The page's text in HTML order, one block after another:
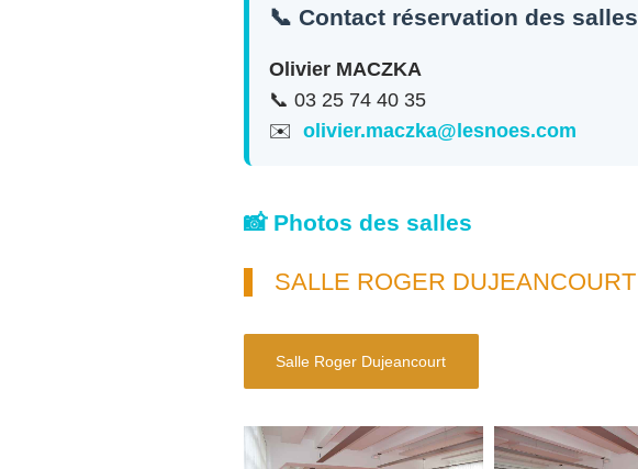
📞 Contact réservation des salles
Olivier MACZKA
📞 03 25 74 40 35
✉️ olivier.maczka@lesnoes.com
📸 Photos des salles
SALLE ROGER DUJEANCOURT
Salle Roger Dujeancourt